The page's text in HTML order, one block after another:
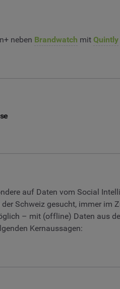
neben Brandwatch mit Quintly
auf Daten vom Social
Schweiz gesucht, immer im
– mit (offline) Daten aus
Kernaussagen: